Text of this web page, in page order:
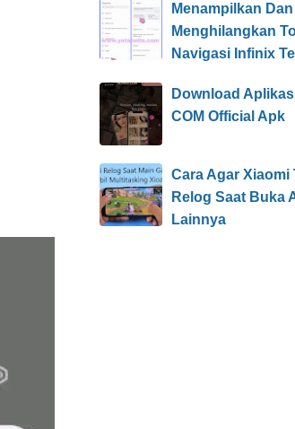
Menampilkan Dan
Menghilangkan
Navigasi Infinix
Download
COM Official Apk
Cara Agar Xiaomi
Relog Saat Buka
Lainnya